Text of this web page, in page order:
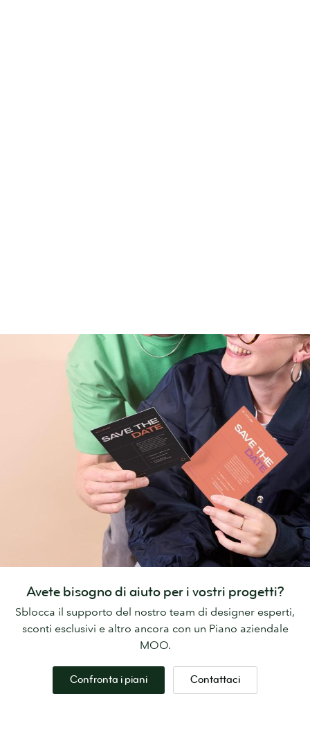
Avete bisogno di aiuto per i vostri progetti?
Sblocca il supporto del nostro team di designer esperti,
sconti esclusivi e altro ancora con un Piano aziendale
MOO.
Confronta i piani Contattaci